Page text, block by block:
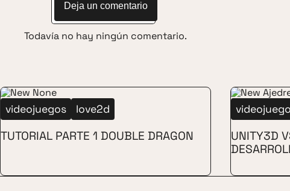
Deja un comentario
Todavía no hay ningún comentario.
videojuegos love2d
TUTORIAL PARTE 1 DOUBLE DRAGON
UNITY3D